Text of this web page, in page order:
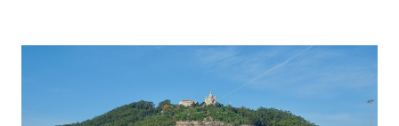
subterrâneos. O Parque da Estação Viana Shopping é grátis de
2ª a 5ª feira a partir das 20:00 (DIAS ÚTEIS)